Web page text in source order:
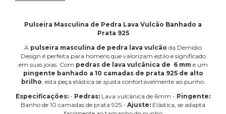
Pulseira Masculina de Pedra Lava Vulcão Banhado a
Prata 925
A pulseira masculina de pedra lava vulcão da Demidio
Design é perfeita para homens que valorizam estilo e significado
em suas joias. Com pedras de lava vulcânica de 6 mm e um
pingente banhado a 10 camadas de prata 925 de alto
brilho , esta peça elástica se ajusta confortavelmente ao punho.
Especificações: - Pedras: Lava vulcânica de 6mm - Pingente:
Banho de 10 camadas de prata 925 - Ajuste: Elástica, se adapta